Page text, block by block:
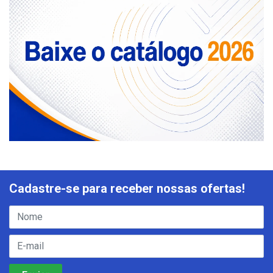
Cadastre-se para receber nossas ofertas!